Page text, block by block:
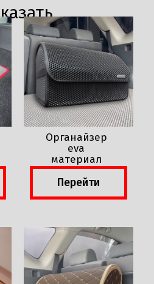
Органайзер
eva
материал
Перейти